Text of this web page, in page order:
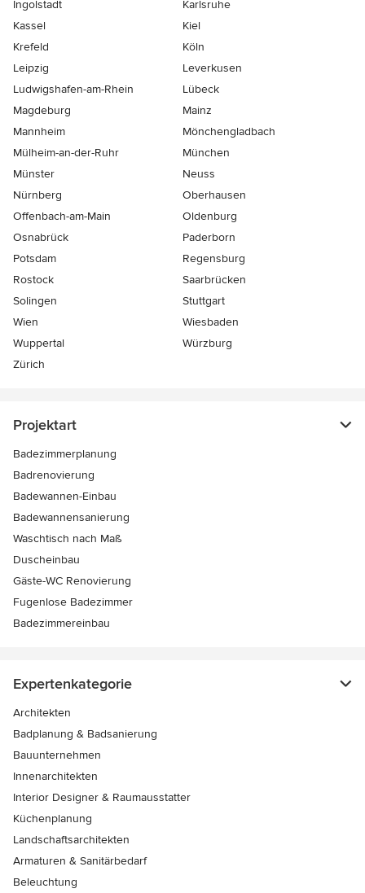
Ingolstadt
Karlsruhe
Kassel
Kiel
Krefeld
Köln
Leipzig
Leverkusen
Ludwigshafen-am-Rhein
Lübeck
Magdeburg
Mainz
Mannheim
Mönchen­gladbach
Mülheim-an-der-Ruhr
München
Münster
Neuss
Nürnberg
Oberhausen
Offenbach-am-Main
Oldenburg
Osnabrück
Paderborn
Potsdam
Regensburg
Rostock
Saarbrücken
Solingen
Stuttgart
Wien
Wiesbaden
Wuppertal
Würzburg
Zürich
Projektart
Badezimmerplanung
Badrenovierung
Badewannen-Einbau
Badewannensanierung
Waschtisch nach Maß
Duscheinbau
Gäste-WC Renovierung
Fugenlose Badezimmer
Badezimmereinbau
Expertenkategorie
Architekten
Badplanung & Badsanierung
Bauunternehmen
Innenarchitekten
Interior Designer & Raumausstatter
Küchenplanung
Landschaftsarchitekten
Armaturen & Sanitärbedarf
Beleuchtung